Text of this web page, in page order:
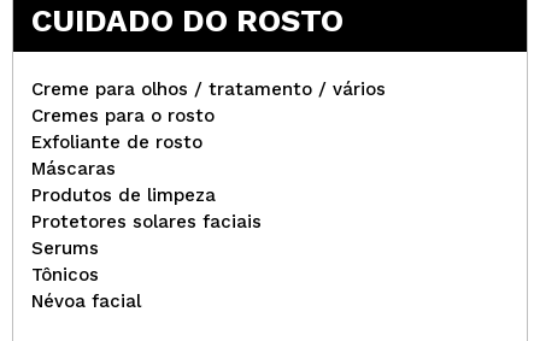
CUIDADO DO ROSTO
Creme para olhos / tratamento / vários
Cremes para o rosto
Exfoliante de rosto
Máscaras
Produtos de limpeza
Protetores solares faciais
Serums
Tônicos
Névoa facial